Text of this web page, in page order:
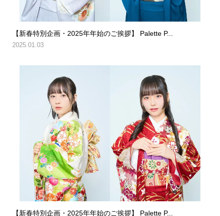
【新春特別企画・2025年年始のご挨拶】 Palette P...
2025.01.03
【新春特別企画・2025年年始のご挨拶】 Palette P...